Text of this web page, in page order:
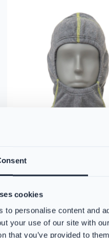
cookies
to personalise content and
your use of our site with
that you’ve provided to
VIKING
Nomex® Nano Flex